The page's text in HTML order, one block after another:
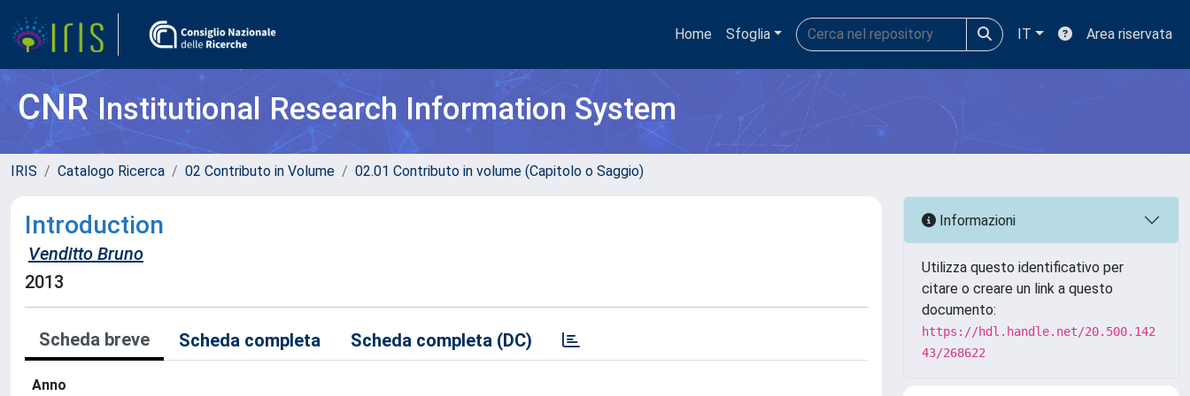
Home Sfoglia IT Area riservata
CNRInstitutional Research Information System
IRIS Catalogo Ricerca 02 Contributo in Volume 02.01 Contributo in volume (Capitolo o Saggio)
Introduction
Venditto Bruno
2013
Scheda breve Scheda completa Scheda completa (DC)
Anno
Informazioni
Utilizza questo identificativo per
citare o creare un link a questo
documento:
https://hdl.handle.net/20.500.142
43/268622